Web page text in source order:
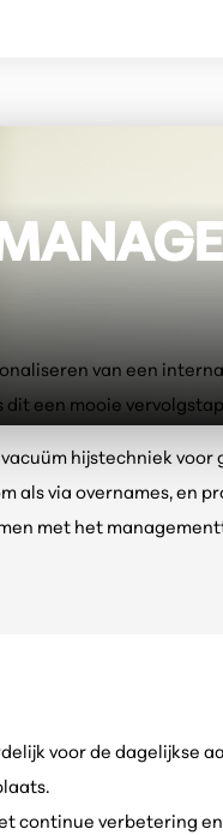
van een
dit een mooie
hijstechniek
als via overnames,
met het
voor de dagelijkse
continue verbetering